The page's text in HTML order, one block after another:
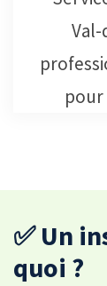
✅ Un
quoi ?